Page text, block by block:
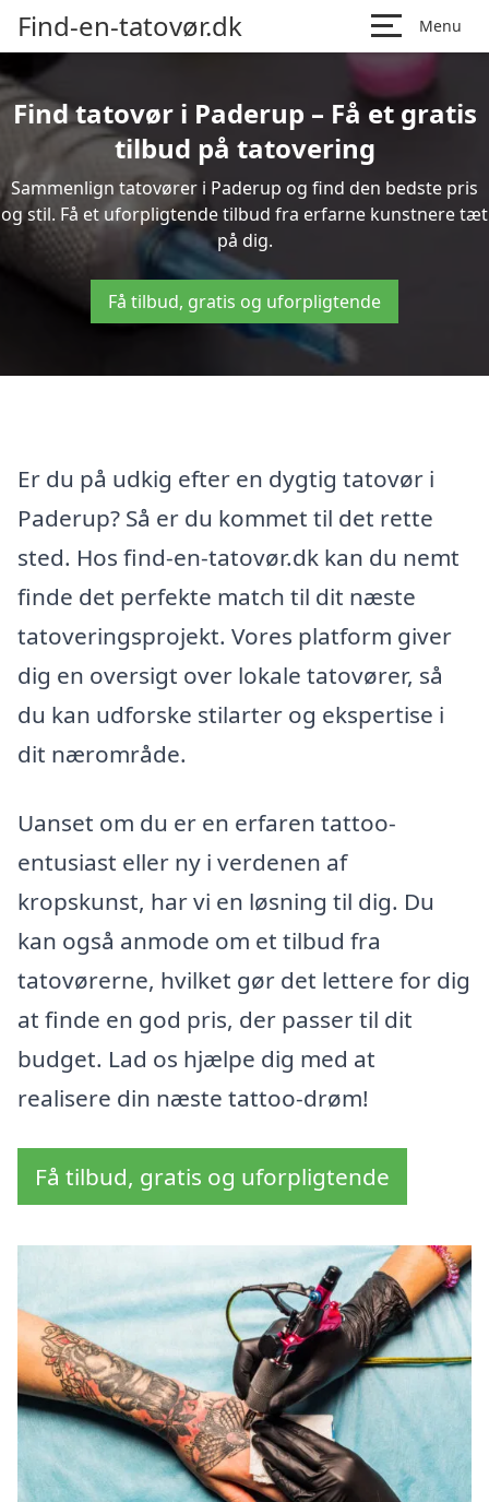
Find-en-tatovør.dk Menu
Find tatovør i Paderup – Få et gratis
tilbud på tatovering
Sammenlign tatovører i Paderup og find den bedste pris
og stil. Få et uforpligtende tilbud fra erfarne kunstnere tæt
på dig.
Få tilbud, gratis og uforpligtende
Er du på udkig efter en dygtig tatovør i
Paderup? Så er du kommet til det rette
sted. Hos find-en-tatovør.dk kan du nemt
finde det perfekte match til dit næste
tatoveringsprojekt. Vores platform giver
dig en oversigt over lokale tatovører, så
du kan udforske stilarter og ekspertise i
dit nærområde.
Uanset om du er en erfaren tattoo-
entusiast eller ny i verdenen af
kropskunst, har vi en løsning til dig. Du
kan også anmode om et tilbud fra
tatovørerne, hvilket gør det lettere for dig
at finde en god pris, der passer til dit
budget. Lad os hjælpe dig med at
realisere din næste tattoo-drøm!
Få tilbud, gratis og uforpligtende